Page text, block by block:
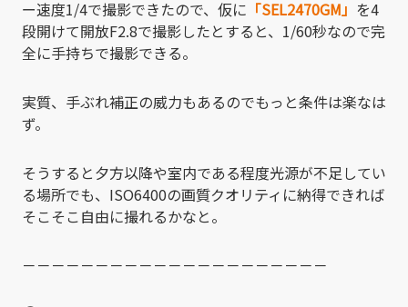
ー速度1/4で撮影できたので、仮に 「SEL2470GM」 を4
段開けて開放F2.8で撮影したとすると、1/60秒なので完
全に手持ちで撮影できる。
実質、手ぶれ補正の威力もあるのでもっと条件は楽なは
ず。
そうすると夕方以降や室内である程度光源が不足してい
る場所でも、ISO6400の画質クオリティに納得できれば
そこそこ自由に撮れるかなと。
－－－－－－－－－－－－－－－－－－－－－